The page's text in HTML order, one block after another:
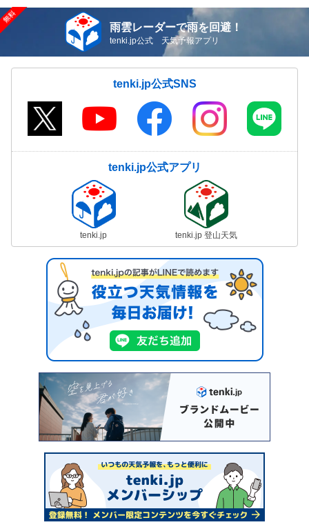
雨雲レーダーで雨を回避！
tenki.jp公式 天気予報アプリ
tenki.jp公式SNS
tenki.jp公式アプリ
tenki.jp tenki.jp 登山天気